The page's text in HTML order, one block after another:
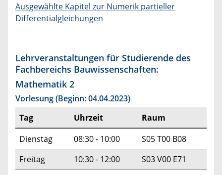
Ausgewählte Kapitel zur Numerik partieller
Differentialgleichungen
Lehrveranstaltungen für Studierende des
Fachbereichs Bauwissenschaften:
Mathematik 2
Vorlesung (Beginn: 04.04.2023)
Tag
Uhrzeit
Raum
Dienstag
08:30 - 10:00
S05 T00 B08
Freitag
10:30 - 12:00 S03 V00 E71